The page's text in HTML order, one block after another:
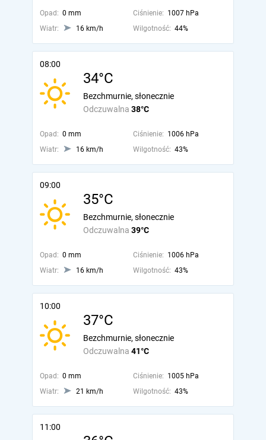
Opad: 0 mm Ciśnienie: 1007 hPa
Wiatr:
16 km/h Wilgotność: 44%
08:00
34°C
Odczuwalna 38°C
Bezchmurnie, słonecznie
Opad: 0 mm Ciśnienie: 1006 hPa
Wiatr:
16 km/h Wilgotność: 43%
09:00
35°C
Odczuwalna 39°C
Bezchmurnie, słonecznie
Opad: 0 mm Ciśnienie: 1006 hPa
Wiatr:
16 km/h Wilgotność: 43%
10:00
37°C
Odczuwalna 41°C
Bezchmurnie, słonecznie
Opad: 0 mm Ciśnienie: 1005 hPa
Wiatr:
21 km/h Wilgotność: 43%
11:00